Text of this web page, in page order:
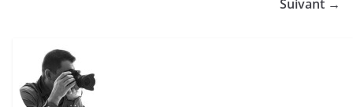
Suivant →